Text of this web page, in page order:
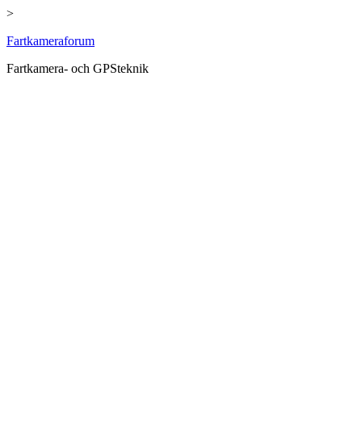
>
Hoppa
innehåll
Fartkameraforum
Fartkamera- och GPSteknik